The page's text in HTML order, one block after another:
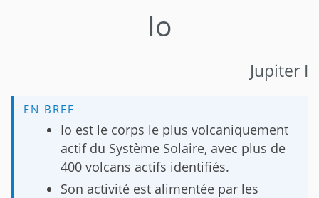
Io
Jupiter I
EN BREF
Io est le corps le plus volcaniquement
actif du Système Solaire, avec plus de
400 volcans actifs identifiés.
Son activité est alimentée par les